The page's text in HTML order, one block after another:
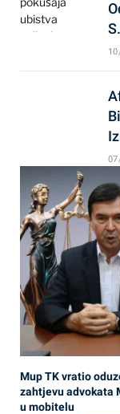
Mup TK vratio
zahtjevu advokata
u mobitelu